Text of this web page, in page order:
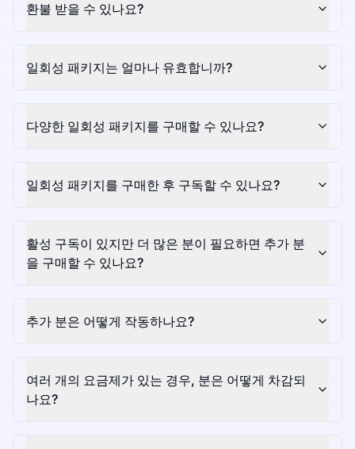
환불 받을 수 있나요?
일회성 패키지는 얼마나 유효합니까?
다양한 일회성 패키지를 구매할 수 있나요?
일회성 패키지를 구매한 후 구독할 수 있나요?
활성 구독이 있지만 더 많은 분이 필요하면 추가 분
을 구매할 수 있나요?
추가 분은 어떻게 작동하나요?
여러 개의 요금제가 있는 경우, 분은 어떻게 차감되
나요?